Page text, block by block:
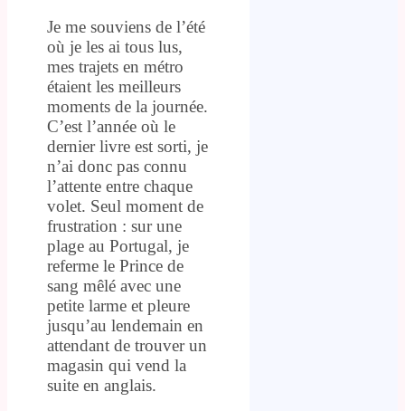
Je me souviens de l’été
où je les ai tous lus,
mes trajets en métro
étaient les meilleurs
moments de la journée.
C’est l’année où le
dernier livre est sorti, je
n’ai donc pas connu
l’attente entre chaque
volet. Seul moment de
frustration : sur une
plage au Portugal, je
referme le Prince de
sang mêlé avec une
petite larme et pleure
jusqu’au lendemain en
attendant de trouver un
magasin qui vend la
suite en anglais.